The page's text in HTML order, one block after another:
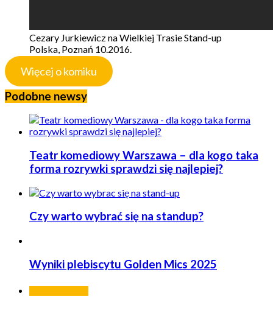
Cezary Jurkiewicz na Wielkiej Trasie Stand-up
Polska, Poznań 10.2016.
Więcej o komiku
Podobne newsy
Teatr komediowy Warszawa – dla kogo taka
forma rozrywki sprawdzi się najlepiej?
Czy warto wybrać się na standup?
Wyniki plebiscytu Golden Mics 2025